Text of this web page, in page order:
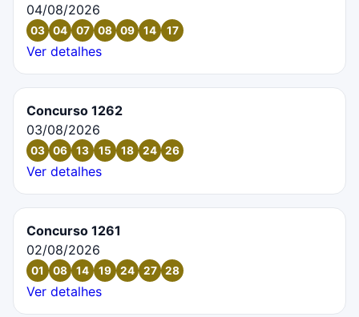
04/08/2026
03 04 07 08 09 14 17
Ver detalhes
Concurso 1262
03/08/2026
03 06 13 15 18 24 26
Ver detalhes
Concurso 1261
02/08/2026
01 08 14 19 24 27 28
Ver detalhes